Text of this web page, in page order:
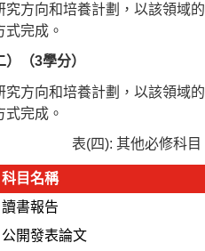
方向和培養計劃，以該領域
完成。
（3學分）
方向和培養計劃，以該領域
完成。
表(四): 其他必修科目
科目名稱
讀書報告
公開發表論文